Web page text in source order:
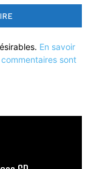
En savoir
sont